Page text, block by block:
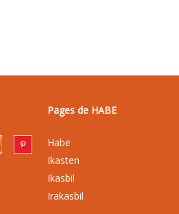
Pages de HABE
Habe
Ikasten
Ikasbil
Irakasbil